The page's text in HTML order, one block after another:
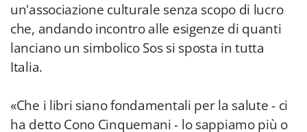
un'associazione culturale senza scopo di lucro
che, andando incontro alle esigenze di quanti
lanciano un simbolico Sos si sposta in tutta
Italia.
«Che i libri siano fondamentali per la salute - ci
ha detto Cono Cinquemani - lo sappiamo più o